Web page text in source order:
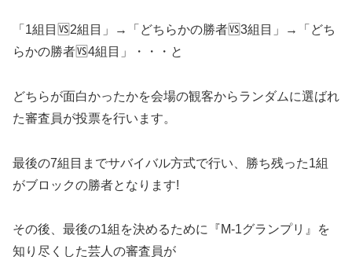
「1組目🆚2組目」→「どちらかの勝者🆚3組目」→「どち
らかの勝者🆚4組目」・・・と
どちらが面白かったかを会場の観客からランダムに選ばれ
た審査員が投票を行います。
最後の7組目までサバイバル方式で行い、勝ち残った1組
がブロックの勝者となります!
その後、最後の1組を決めるために『M-1グランプリ』を
知り尽くした芸人の審査員が